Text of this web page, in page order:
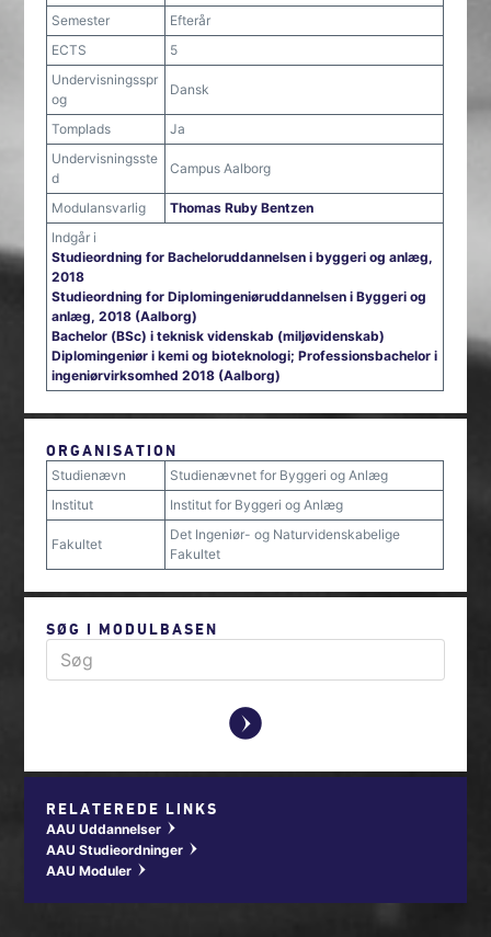
Semester
Efterår
ECTS
5
Undervisningsspr
og
Dansk
Tomplads
Ja
Undervisningsste
d
Campus Aalborg
Modulansvarlig
Thomas Ruby Bentzen
Indgår i
Studieordning for Bacheloruddannelsen i byggeri og anlæg,
2018
Studieordning for Diplomingeniøruddannelsen i Byggeri og
anlæg, 2018 (Aalborg)
Bachelor (BSc) i teknisk videnskab (miljøvidenskab)
Diplomingeniør i kemi og bioteknologi; Professionsbachelor i
ingeniørvirksomhed 2018 (Aalborg)
ORGANISATION
Studienævn
Studienævnet for Byggeri og Anlæg
Institut
Institut for Byggeri og Anlæg
Fakultet
Det Ingeniør- og Naturvidenskabelige
Fakultet
SØG I MODULBASEN
y
RELATEREDE LINKS
AAU Uddannelser w
AAU Studieordninger w
AAU Moduler w